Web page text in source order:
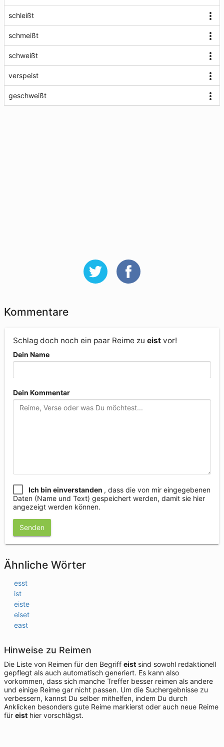
schleißt
schmeißt
schweißt
verspeist
geschweißt
Kommentare
Schlag doch noch ein paar Reime zu eist vor!
Dein Name
Dein Kommentar
Ich bin einverstanden , dass die von mir eingegebenen
Daten (Name und Text) gespeichert werden, damit sie hier
angezeigt werden können.
Senden
Ähnliche Wörter
esst
ist
eiste
eiset
east
Hinweise zu Reimen
Die Liste von Reimen für den Begriff eist sind sowohl redaktionell
gepflegt als auch automatisch generiert. Es kann also
vorkommen, dass sich manche Treffer besser reimen als andere
und einige Reime gar nicht passen. Um die Suchergebnisse zu
verbessern, kannst Du selber mithelfen, indem Du durch
Anklicken besonders gute Reime markierst oder auch neue Reime
für eist hier vorschlägst.